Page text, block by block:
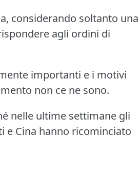
considerando soltanto una
agli ordini di
importanti e i motivi
non ce ne sono.
nelle ultime settimane gli
e Cina hanno ricominciato